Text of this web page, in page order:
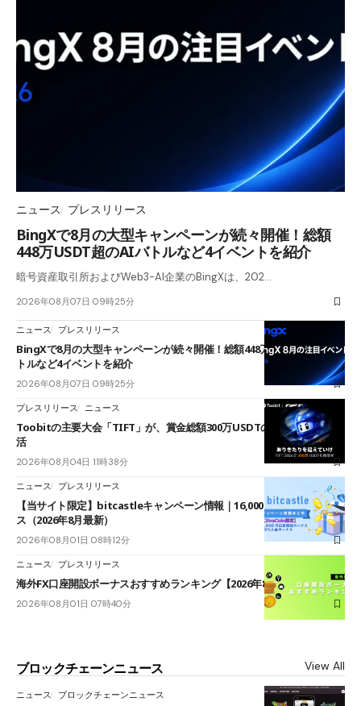
ニュース プレスリリース
BingXで8月の大型キャンペーンが続々開催！総額
448万USDT超のAIバトルなど4イベントを紹介
暗号資産取引所およびWeb3-AI企業のBingXは、202…
2026年08月07日 09時25分
ニュース プレスリリース
BingXで8月の大型キャンペーンが続々開催！総額448万USDT超のAIバ
トルなど4イベントを紹介
2026年08月07日 09時25分
プレスリリース ニュース
Toobitの主要大会「TIFT」が、賞金総額300万USDTのレースとして復
活
2026年08月04日 11時38分
ニュース プレスリリース
【当サイト限定】bitcastleキャンペーン情報｜16,000円口座開設ボーナ
ス（2026年8月最新）
2026年08月01日 08時12分
ニュース プレスリリース
海外FX口座開設ボーナスおすすめランキング【2026年8月最新】
2026年08月01日 07時40分
ブロックチェーンニュース View All
ニュース ブロックチェーンニュース